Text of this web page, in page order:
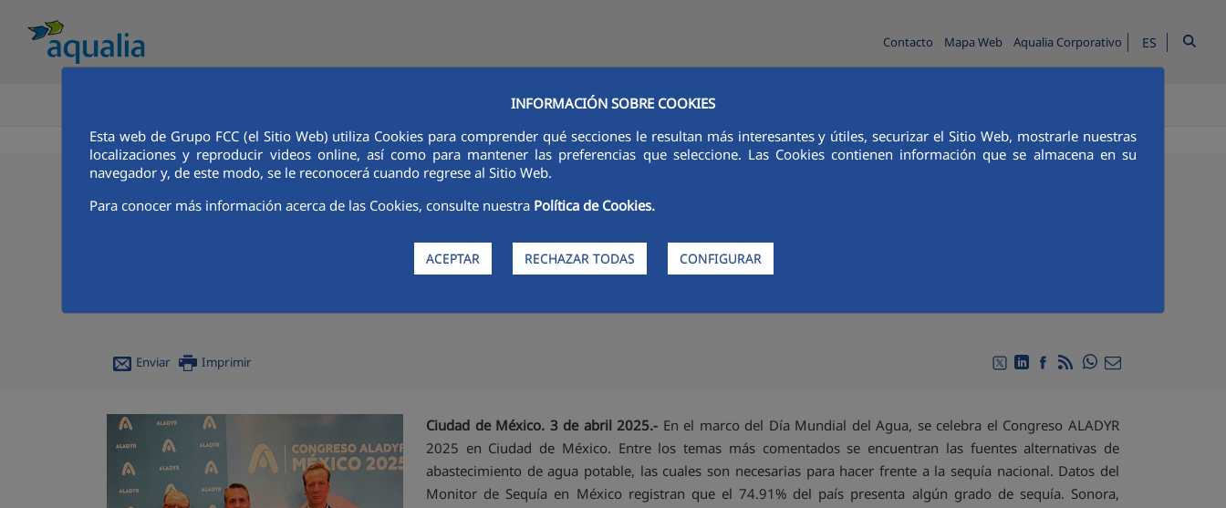
INFORMACIÓN SOBRE COOKIES
Esta web de Grupo FCC (el Sitio Web) utiliza Cookies para comprender qué secciones le resultan más interesantes y útiles, securizar el Sitio Web, mostrarle nuestras
localizaciones y reproducir videos online, así como para mantener las preferencias que seleccione. Las Cookies contienen información que se almacena en su
navegador y, de este modo, se le reconocerá cuando regrese al Sitio Web.
Para conocer más información acerca de las Cookies, consulte nuestra Política de Cookies.
ACEPTAR RECHAZAR TODAS CONFIGURAR
Contacto Mapa Web Aqualia Corporativo ES
CONOCE AQUALIA ACTUALIDAD AQUALIA EDUCA
03/04/2025
El Proyecto MIG y la EDAM Guaymas – Empalme son dos casos de éxito que representan un esfuerzo del gobierno federal para demostrar los beneficios de la
Enviar Imprimir Compartir en Twitter
Compartir en Linkedin
Compartir en Facebook
RSSCompartir en
Ciudad de México. 3 de abril 2025.- En el marco del Día Mundial del Agua, se celebra el Congreso ALADYR
2025 en Ciudad de México. Entre los temas más comentados se encuentran las fuentes alternativas de
abastecimiento de agua potable, las cuales son necesarias para hacer frente a la sequía nacional. Datos del
Monitor de Sequía en México registran que el 74.91% del país presenta algún grado de sequía. Sonora,